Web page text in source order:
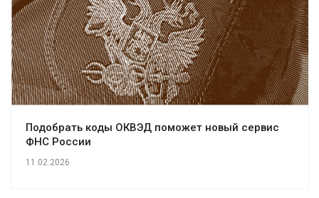
Подобрать коды ОКВЭД поможет новый сервис
ФНС России
11.02.2026